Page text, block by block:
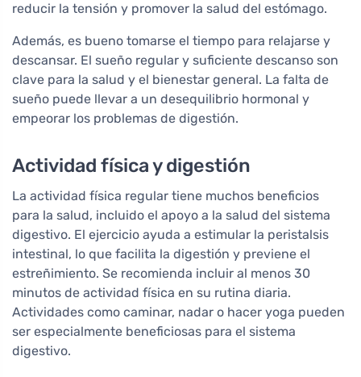
reducir la tensión y promover la salud del estómago.
Además, es bueno tomarse el tiempo para relajarse y
descansar. El sueño regular y suficiente descanso son
clave para la salud y el bienestar general. La falta de
sueño puede llevar a un desequilibrio hormonal y
empeorar los problemas de digestión.
Actividad física y digestión
La actividad física regular tiene muchos beneficios
para la salud, incluido el apoyo a la salud del sistema
digestivo. El ejercicio ayuda a estimular la peristalsis
intestinal, lo que facilita la digestión y previene el
estreñimiento. Se recomienda incluir al menos 30
minutos de actividad física en su rutina diaria.
Actividades como caminar, nadar o hacer yoga pueden
ser especialmente beneficiosas para el sistema
digestivo.